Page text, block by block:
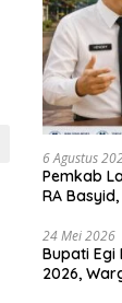
6 Agustus
Pemkab
RA
24 Mei 2026
Bupati Egi
2026,